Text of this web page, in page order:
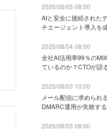
2026/08/05 08:00
AIと安全に接続された
チエージェント導入を
2026/08/04 08:00
全社AI活用率99％の
ているのか？CTOが語
2026/08/03 10:00
メール配信に求められ
DMARC運用が失敗す
2026/08/03 08:00